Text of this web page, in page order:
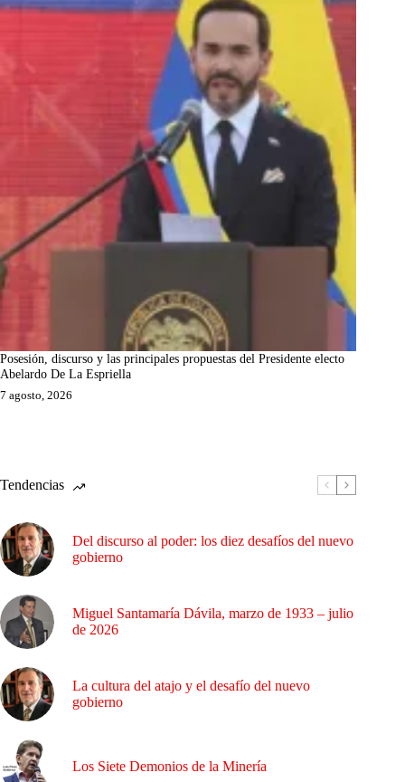
Posesión, discurso y las principales propuestas del Presidente electo
Abelardo De La Espriella
7 agosto, 2026
Tendencias
Del discurso al poder: los diez desafíos del nuevo
gobierno
Miguel Santamaría Dávila, marzo de 1933 – julio
de 2026
La cultura del atajo y el desafío del nuevo
gobierno
Los Siete Demonios de la Minería